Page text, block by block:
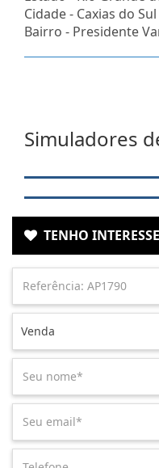
Cidade - Caxias do Sul
Bairro - Presidente
Simuladores
TENHO INTERESSE
Venda